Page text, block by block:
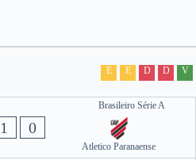
E E D D V
Brasileiro Série A
1 0
Atletico Paranaense